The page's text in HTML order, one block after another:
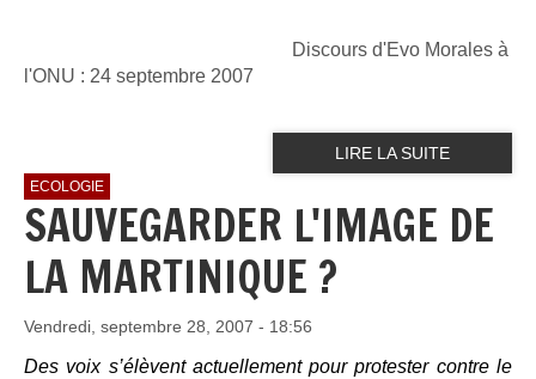
Discours d'Evo Morales à
l'ONU : 24 septembre 2007
LIRE LA SUITE
ECOLOGIE
SAUVEGARDER L'IMAGE DE
LA MARTINIQUE ?
Vendredi, septembre 28, 2007 - 18:56
Des voix s’élèvent actuellement pour protester contre le